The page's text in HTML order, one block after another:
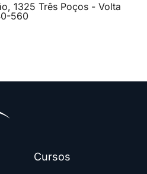
1325 Três Poços - Volta
560
Cursos